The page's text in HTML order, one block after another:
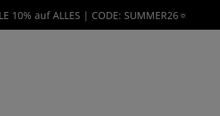
10% auf ALLES | CODE: SUMMER26🔅